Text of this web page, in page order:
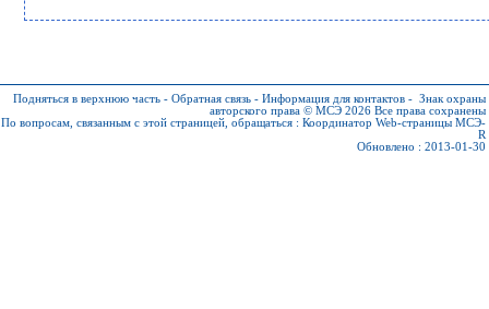
Подняться в верхнюю часть - Обратная связь - Информация для контактов - Знак охраны
авторского права © МСЭ 2026 Все права сохранены
По вопросам, связанным с этой страницей, обращаться : Координатор Web-страницы МСЭ-
R
Обновлено : 2013-01-30